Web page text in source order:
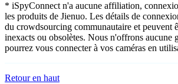
* iSpyConnect n'a aucune affiliation,
les produits de Jienuo. Les détails de
du crowdsourcing communautaire et peuvent
inexacts ou obsolètes. Nous n'offrons aucune
pourrez vous connecter à vos caméras en
Retour en haut